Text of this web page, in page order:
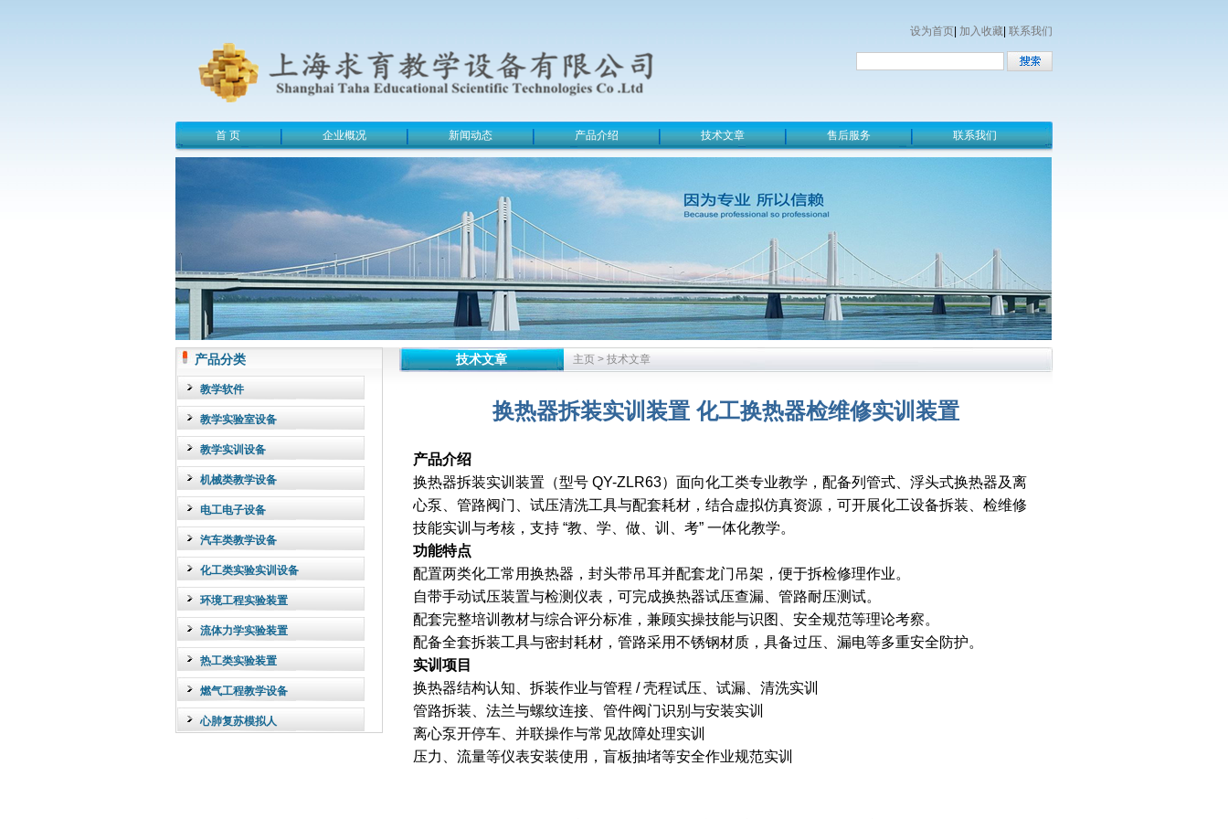
设为首页 加入收藏 联系我们
首 页 企业概况 新闻动态 产品介绍 技术文章 售后服务 联系我们
产品分类
教学软件
教学实验室设备
教学实训设备
机械类教学设备
电工电子设备
汽车类教学设备
化工类实验实训设备
环境工程实验装置
流体力学实验装置
热工类实验装置
燃气工程教学设备
心肺复苏模拟人
技术文章 主页 > 技术文章
换热器拆装实训装置 化工换热器检维修实训装置
产品介绍
换热器拆装实训装置 （型号 QY-ZLR63）面向化工类专业教学，配备列管式、浮头式换热器及离
心泵、管路阀门、试压清洗工具与配套耗材，结合虚拟仿真资源，可开展化工设备拆装、检维修
技能实训与考核，支持 “教、学、做、训、考” 一体化教学。
功能特点
配置两类化工常用换热器，封头带吊耳并配套龙门吊架，便于拆检修理作业。
自带手动试压装置与检测仪表，可完成换热器试压查漏、管路耐压测试。
配套完整培训教材与综合评分标准，兼顾实操技能与识图、安全规范等理论考察。
配备全套拆装工具与密封耗材，管路采用不锈钢材质，具备过压、漏电等多重安全防护。
实训项目
换热器结构认知、拆装作业与管程 / 壳程试压、试漏、清洗实训
管路拆装、法兰与螺纹连接、管件阀门识别与安装实训
离心泵开停车、并联操作与常见故障处理实训
压力、流量等仪表安装使用，盲板抽堵等安全作业规范实训